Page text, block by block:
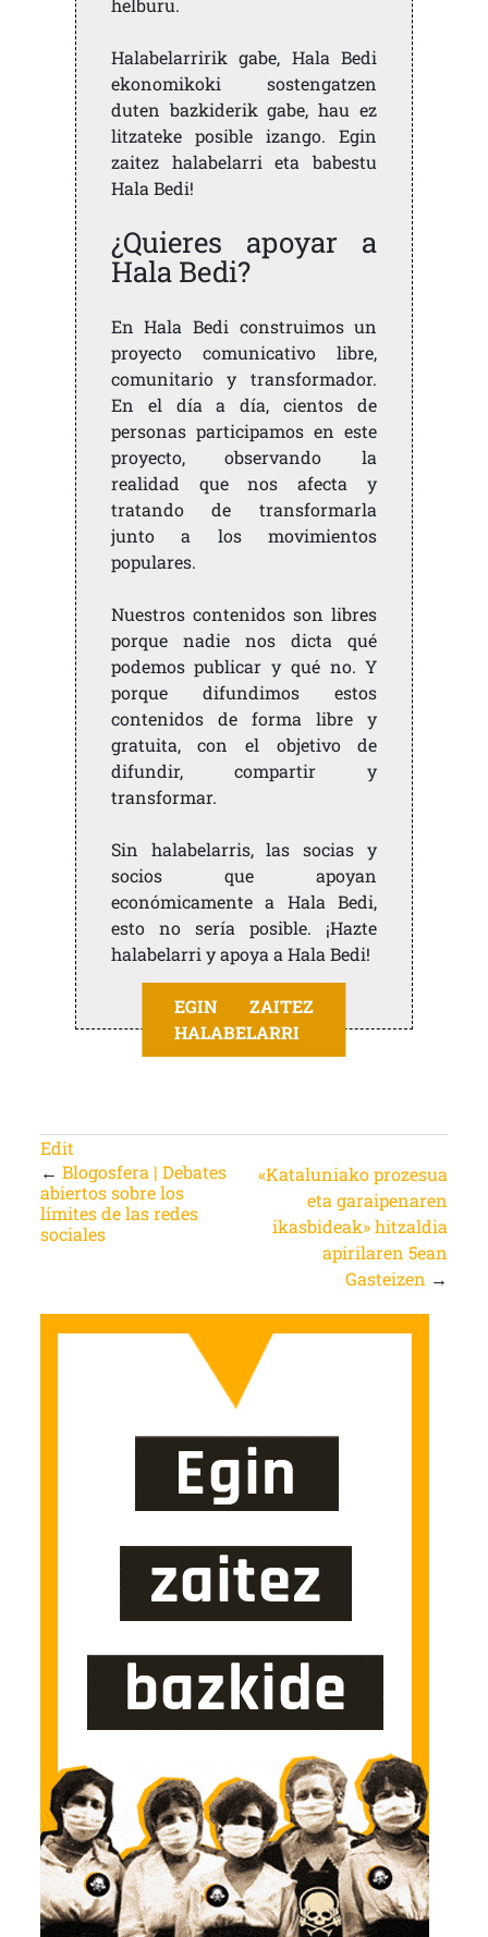
helburu.
Halabelarririk gabe, Hala Bedi
ekonomikoki sostengatzen
duten bazkiderik gabe, hau ez
litzateke posible izango. Egin
zaitez halabelarri eta babestu
Hala Bedi!
¿Quieres apoyar a
Hala Bedi?
En Hala Bedi construimos un
proyecto comunicativo libre,
comunitario y transformador.
En el día a día, cientos de
personas participamos en este
proyecto, observando la
realidad que nos afecta y
tratando de transformarla
junto a los movimientos
populares.
Nuestros contenidos son libres
porque nadie nos dicta qué
podemos publicar y qué no. Y
porque difundimos estos
contenidos de forma libre y
gratuita, con el objetivo de
difundir, compartir y
transformar.
Sin halabelarris, las socias y
socios que apoyan
económicamente a Hala Bedi,
esto no sería posible. ¡Hazte
halabelarri y apoya a Hala Bedi!
EGIN ZAITEZ
HALABELARRI
Edit
← Blogosfera | Debates
abiertos sobre los
límites de las redes
sociales
«Kataluniako prozesua
eta garaipenaren
ikasbideak» hitzaldia
apirilaren 5ean
Gasteizen →